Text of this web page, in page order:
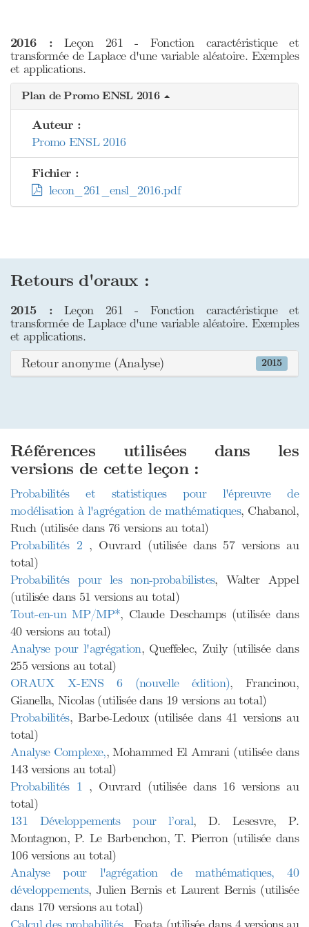
2016 :Leçon 261 - Fonction caractéristique et
transformée de Laplace d'une variable aléatoire. Exemples
et applications.
Plan de Promo ENSL 2016
Auteur :
Promo ENSL 2016
Fichier :
lecon_261_ensl_2016.pdf
Retours d'oraux :
2015 :Leçon 261 - Fonction caractéristique et
transformée de Laplace d'une variable aléatoire. Exemples
et applications.
2015
Retour anonyme (Analyse)
Références utilisées dans les
versions de cette leçon :
Probabilités et statistiques pour l'épreuvre de
modélisation à l'agrégation de mathématiques, Chabanol,
Ruch (utilisée dans 76 versions au total)
Probabilités 2 , Ouvrard (utilisée dans 57 versions au
total)
Probabilités pour les non-probabilistes, Walter Appel
(utilisée dans 51 versions au total)
Tout-en-un MP/MP*, Claude Deschamps (utilisée dans
40 versions au total)
Analyse pour l'agrégation, Queffelec, Zuily (utilisée dans
255 versions au total)
ORAUX X-ENS 6 (nouvelle édition), Francinou,
Gianella, Nicolas (utilisée dans 19 versions au total)
Probabilités, Barbe-Ledoux (utilisée dans 41 versions au
total)
Analyse Complexe,, Mohammed El Amrani (utilisée dans
143 versions au total)
Probabilités 1 , Ouvrard (utilisée dans 16 versions au
total)
131 Développements pour l’oral, D. Lesesvre, P.
Montagnon, P. Le Barbenchon, T. Pierron (utilisée dans
106 versions au total)
Analyse pour l'agrégation de mathématiques, 40
développements, Julien Bernis et Laurent Bernis (utilisée
dans 170 versions au total)